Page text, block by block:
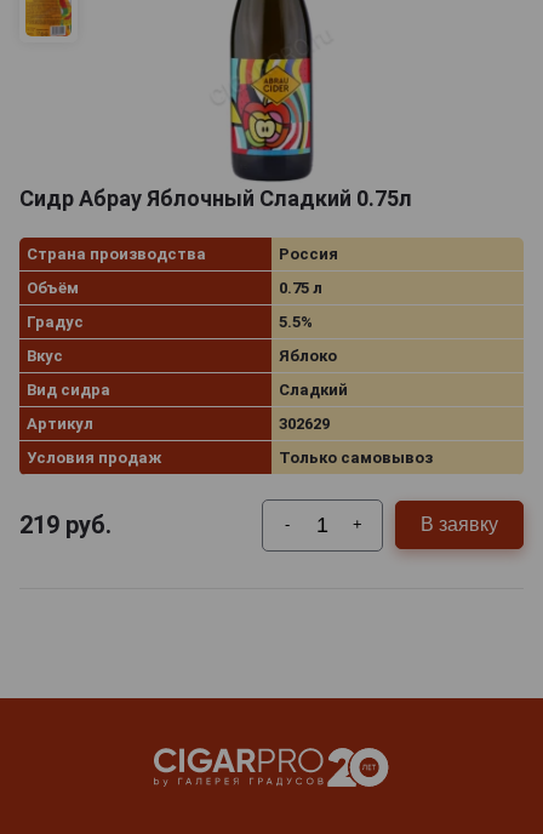
Сидр Абрау Яблочный Сладкий 0.75л
Страна производства
Россия
Объём
0.75 л
Градус
5.5%
Вкус
Яблоко
Вид сидра
Сладкий
Артикул
302629
Условия продаж
Только самовывоз
219 руб. - + В заявку